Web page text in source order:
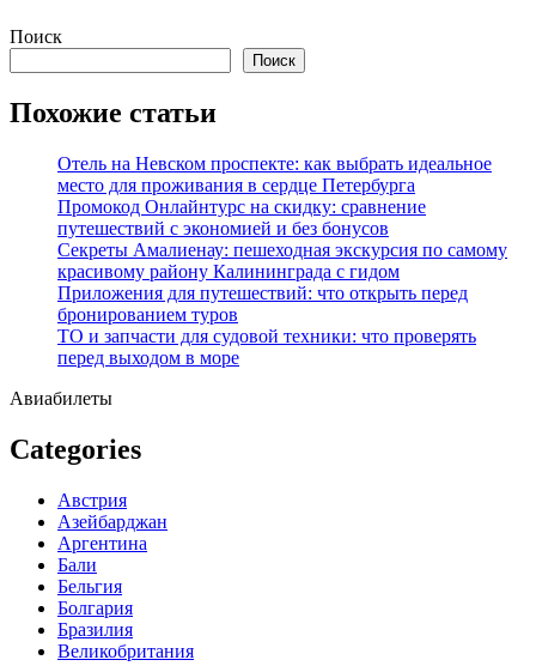
Перейти
содержимому
Поиск
Поиск
Похожие статьи
Отель на Невском проспекте: как выбрать идеальное
место для проживания в сердце Петербурга
Промокод Онлайнтурс на скидку: сравнение
путешествий с экономией и без бонусов
Секреты Амалиенау: пешеходная экскурсия по самому
красивому району Калининграда с гидом
Приложения для путешествий: что открыть перед
бронированием туров
ТО и запчасти для судовой техники: что проверять
перед выходом в море
Авиабилеты
Categories
Австрия
Азейбарджан
Аргентина
Бали
Бельгия
Болгария
Бразилия
Великобритания